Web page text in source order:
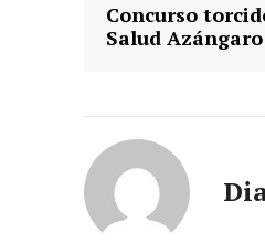
Concurso
Salud Azángaro